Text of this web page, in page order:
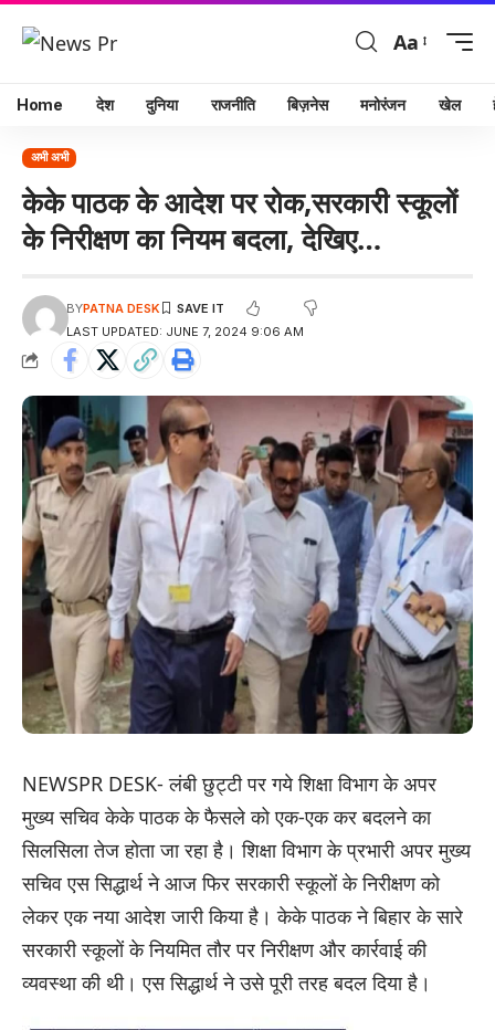
Aa
Home देश दुनिया राजनीति बिज़नेस मनोरंजन खेल
अभी अभी
केके पाठक के आदेश पर रोक,सरकारी स्कूलों
के निरीक्षण का नियम बदला, देखिए…
LAST UPDATED: JUNE 7, 2024 9:06 AM
BYPATNA DESK
NEWSPR DESK- लंबी छुट्टी पर गये शिक्षा विभाग के अपर
मुख्य सचिव केके पाठक के फैसले को एक-एक कर बदलने का
सिलसिला तेज होता जा रहा है। शिक्षा विभाग के प्रभारी अपर मुख्य
सचिव एस सिद्धार्थ ने आज फिर सरकारी स्कूलों के निरीक्षण को
लेकर एक नया आदेश जारी किया है। केके पाठक ने बिहार के सारे
सरकारी स्कूलों के नियमित तौर पर निरीक्षण और कार्रवाई की
व्यवस्था की थी। एस सिद्धार्थ ने उसे पूरी तरह बदल दिया है।